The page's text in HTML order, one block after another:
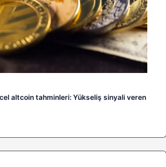
altcoin tahminleri: Yükseliş sinyali veren